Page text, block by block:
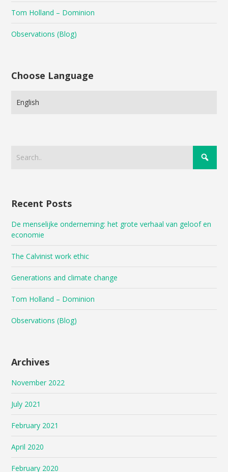
Tom Holland – Dominion
Observations (Blog)
Choose Language
Language
Recent Posts
De menselijke onderneming: het grote verhaal van geloof en
economie
The Calvinist work ethic
Generations and climate change
Tom Holland – Dominion
Observations (Blog)
Archives
November 2022
July 2021
February 2021
April 2020
February 2020